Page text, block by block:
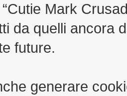
Mark
da quelli ancora
future.
generare